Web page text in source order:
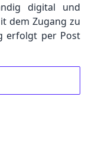
digital und
dem Zugang zu
erfolgt per Post